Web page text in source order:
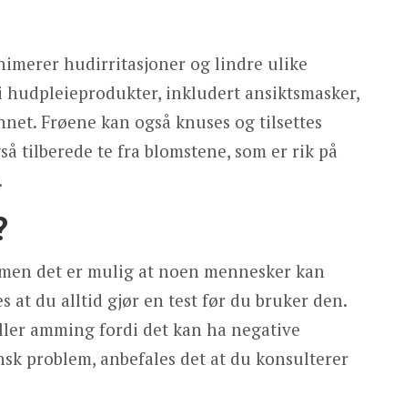
hudirritasjoner og lindre ulike
inkludert ansiktsmasker,
Frøene kan også knuses og tilsettes
tilberede te fra blomstene, som er rik på
det er mulig at noen mennesker kan
at du alltid gjør en test før du bruker den.
amming fordi det kan ha negative
problem, anbefales det at du konsulterer